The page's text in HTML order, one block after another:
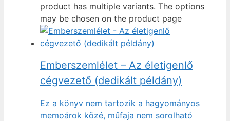
product has multiple variants. The options
may be chosen on the product page
Emberszemlélet – Az életigenlő
cégvezető (dedikált példány)
Ez a könyv nem tartozik a hagyományos
memoárok közé, műfaja nem sorolható